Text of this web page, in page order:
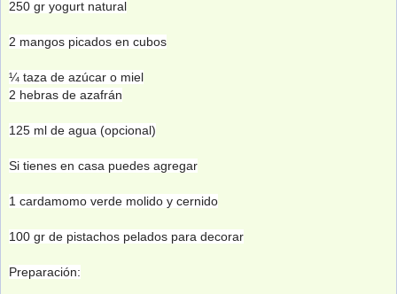
250 gr yogurt natural
2 mangos picados en cubos
¼ taza de azúcar o miel
2 hebras de azafrán
125 ml de agua (opcional)
Si tienes en casa puedes agregar
1 cardamomo verde molido y cernido
100 gr de pistachos pelados para decorar
Preparación: